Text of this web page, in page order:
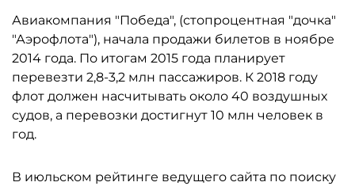
Авиакомпания "Победа", (стопроцентная "дочка"
"Аэрофлота"), начала продажи билетов в ноябре
2014 года. По итогам 2015 года планирует
перевезти 2,8-3,2 млн пассажиров. К 2018 году
флот должен насчитывать около 40 воздушных
судов, а перевозки достигнут 10 млн человек в
год.
В июльском рейтинге ведущего сайта по поиску